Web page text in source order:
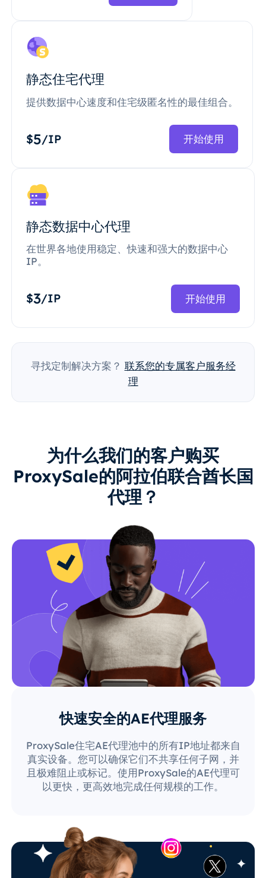
静态住宅代理
提供数据中心速度和住宅级匿名性的最佳组合。
$5/IP 开始使用
静态数据中心代理
在世界各地使用稳定、快速和强大的数据中心
IP。
$3/IP 开始使用
寻找定制解决方案？ 联系您的专属客户服务经
理
为什么我们的客户购买
ProxySale的阿拉伯联合酋长国
代理？
快速安全的AE代理服务
ProxySale住宅AE代理池中的所有IP地址都来自
真实设备。您可以确保它们不共享任何子网，并
且极难阻止或标记。使用ProxySale的AE代理可
以更快，更高效地完成任何规模的工作。